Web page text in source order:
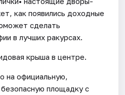
как появились доходные
сделать
в лучших ракурсах.
крыша в центре.
на официальную,
площадку с